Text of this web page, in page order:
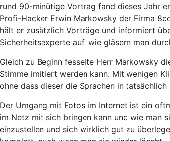
rund 90-minütige Vortrag fand dieses Jahr
Profi-Hacker Erwin Markowsky der Firma
hält er zusätzlich Vorträge und informiert
Sicherheitsexperte auf, wie gläsern man
Gleich zu Beginn fesselte Herr Markowsky
Stimme imitiert werden kann. Mit wenigen
ohne dass dieser die Sprachen in tatsächlich
Der Umgang mit Fotos im Internet ist ein
im Netz mit sich bringen kann und wie man
einzustellen und sich wirklich gut zu